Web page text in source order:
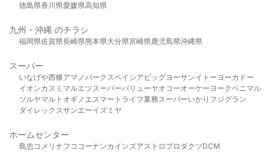
徳島県香川県愛媛県高知県
九州・沖縄 のチラシ
福岡県佐賀県長崎県熊本県大分県宮崎県鹿児島県沖縄県
スーパー
いなげや西條アマノパークスベイシア ビッグヨーサンイトーヨーカドー
イオンカスミ マルエツスーパーバリューヤオコーオーケー ヨークベニマル
ツルヤマルト オギノ エスマート ライフ業務スーパーいかり フジグラン
ダイレックスサンエーイズミヤ
ホームセンター
島忠 コメリ ナフコ コーナンカインズアストロプロダクツDCM